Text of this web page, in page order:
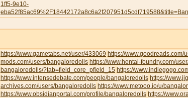
1ff5-9e10-
https://www.gametabs.net/user/433069 https://
mods.com/users/bangaloredolls https://www.hentai-foundry.com/
bangaloredolls/?tab=field_core_pfield_15 https://
https://www.intensedebate.com/people/bangaloredolls https://
archives.com/users/bangaloredolls https://www.metooo.io/u/
https://www.obsidianportal.com/profile/bangaloredolls https://